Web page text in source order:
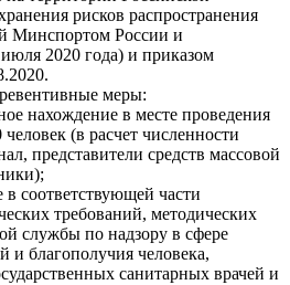
рисков распространения
Минспортом России и
2020 года) и приказом
меры:
нахождение в месте проведения
(в расчет численности
представители средств массовой
в соответствующей части
требований, методических
службы по надзору в сфере
и благополучия человека,
санитарных врачей и